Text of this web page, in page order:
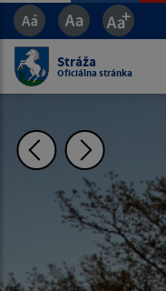
Stráža
Oficiálna stránka